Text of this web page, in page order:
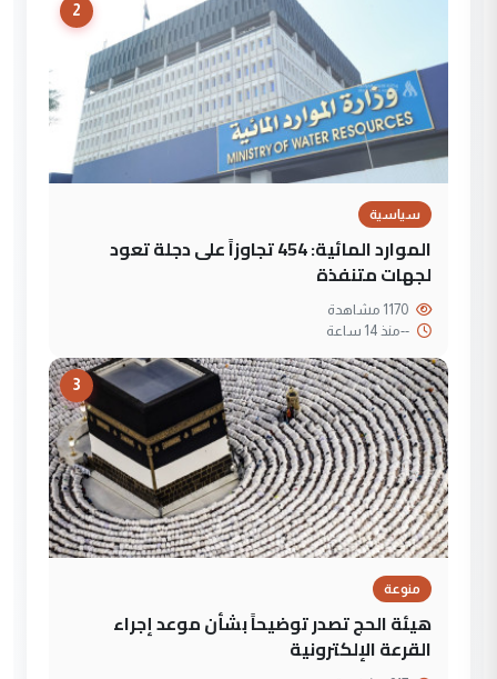
2
سياسية
الموارد المائية: 454 تجاوزاً على دجلة تعود
لجهات متنفذة
--منذ 14 ساعة
3
منوعة
هيئة الحج تصدر توضيحاً بشأن موعد إجراء
القرعة الإلكترونية